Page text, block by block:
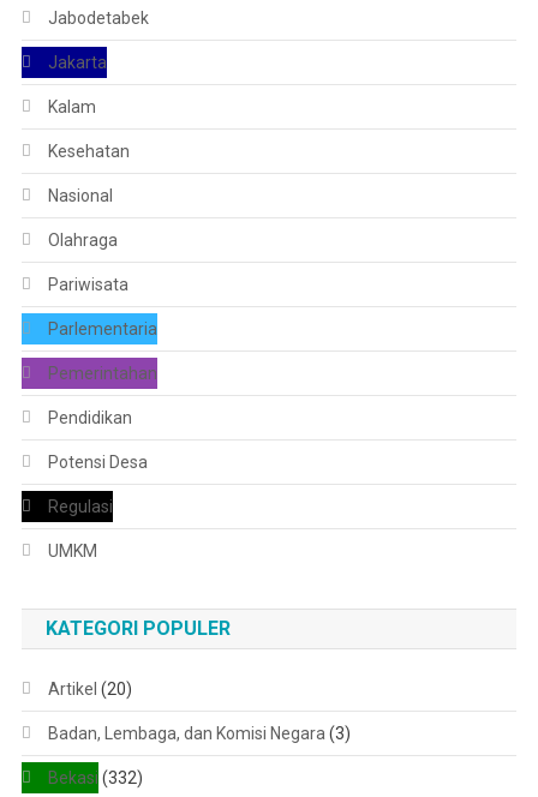
Jabodetabek
Jakarta
Kalam
Kesehatan
Nasional
Olahraga
Pariwisata
Parlementaria
Pemerintahan
Pendidikan
Potensi Desa
Regulasi
UMKM
KATEGORI POPULER
Artikel (20)
Badan, Lembaga, dan Komisi Negara (3)
Bekasi (332)